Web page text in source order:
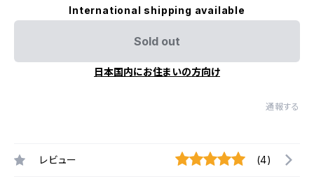
International shipping available
Sold out
日本国内にお住まいの方向け
通報する
レビュー (4)